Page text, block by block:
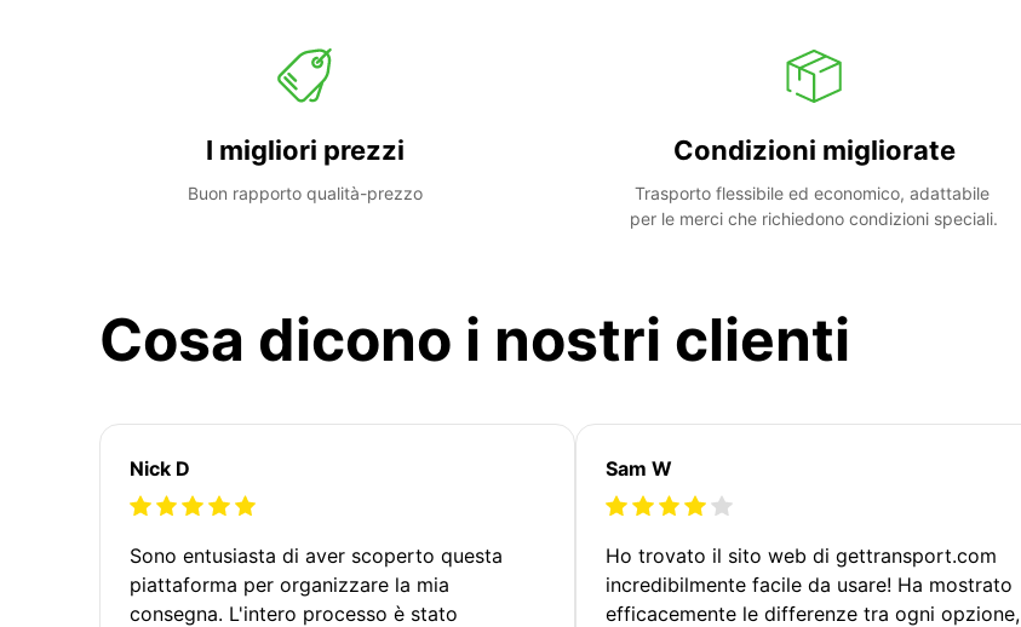
I migliori prezzi
Buon rapporto qualità-prezzo
Condizioni migliorate
Trasporto flessibile ed economico, adattabile
per le merci che richiedono condizioni speciali.
Cosa dicono i nostri clienti
Nick D
Sono entusiasta di aver scoperto questa
piattaforma per organizzare la mia
consegna. L'intero processo è stato
Sam W
Ho trovato il sito web di gettransport.com
incredibilmente facile da usare! Ha mostrato
efficacemente le differenze tra ogni opzione,